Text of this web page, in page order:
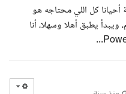
كل اللي محتاجه هو
يطبق أهلا وسهلا، أنا